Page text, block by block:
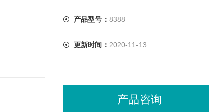
产品型号： 8388
更新时间： 2020-11-13
产品咨询